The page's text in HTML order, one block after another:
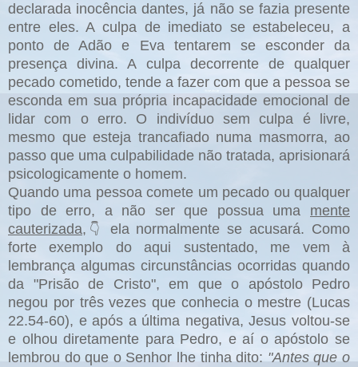
declarada inocência dantes, já não se fazia presente
entre eles. A culpa de imediato se estabeleceu, a
ponto de Adão e Eva tentarem se esconder da
presença divina. A culpa decorrente de qualquer
pecado cometido, tende a fazer com que a pessoa se
esconda em sua própria incapacidade emocional de
lidar com o erro. O indivíduo sem culpa é livre,
mesmo que esteja trancafiado numa masmorra, ao
passo que uma culpabilidade não tratada, aprisionará
psicologicamente o homem.
Quando uma pessoa comete um pecado ou qualquer
tipo de erro, a não ser que possua uma mente
cauterizada, 👇
ela normalmente se acusará. Como
forte exemplo do aqui sustentado, me vem à
lembrança algumas circunstâncias ocorridas quando
da "Prisão de Cristo", em que o apóstolo Pedro
negou por três vezes que conhecia o mestre (Lucas
22.54-60), e após a última negativa, Jesus voltou-se
e olhou diretamente para Pedro, e aí o apóstolo se
lembrou do que o Senhor lhe tinha dito:"Antes que o